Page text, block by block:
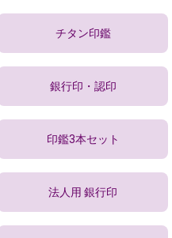
チタン印鑑
銀行印・認印
印鑑3本セット
法人用 銀行印